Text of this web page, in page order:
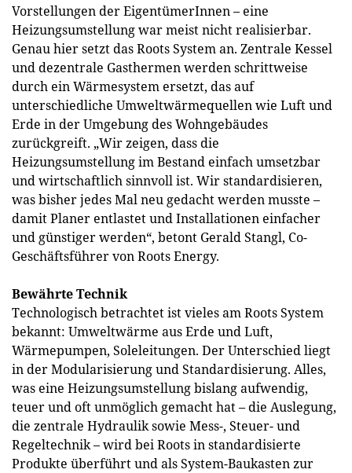
Vorstellungen der EigentümerInnen – eine
Heizungsumstellung war meist nicht realisierbar.
Genau hier setzt das Roots System an. Zentrale Kessel
und dezentrale Gasthermen werden schrittweise
durch ein Wärmesystem ersetzt, das auf
unterschiedliche Umweltwärmequellen wie Luft und
Erde in der Umgebung des Wohngebäudes
zurückgreift. „Wir zeigen, dass die
Heizungsumstellung im Bestand einfach umsetzbar
und wirtschaftlich sinnvoll ist. Wir standardisieren,
was bisher jedes Mal neu gedacht werden musste –
damit Planer entlastet und Installationen einfacher
und günstiger werden“, betont Gerald Stangl, Co-
Geschäftsführer von Roots Energy.
Bewährte Technik
Technologisch betrachtet ist vieles am Roots System
bekannt: Umweltwärme aus Erde und Luft,
Wärmepumpen, Soleleitungen. Der Unterschied liegt
in der Modularisierung und Standardisierung. Alles,
was eine Heizungsumstellung bislang aufwendig,
teuer und oft unmöglich gemacht hat – die Auslegung,
die zentrale Hydraulik sowie Mess-, Steuer- und
Regeltechnik – wird bei Roots in standardisierte
Produkte überführt und als System-Baukasten zur